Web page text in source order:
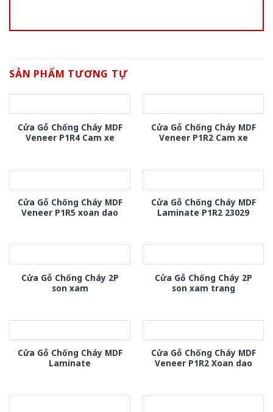
SẢN PHẨM TƯƠNG TỰ
Cửa Gỗ Chống Cháy MDF
Veneer P1R4 Cam xe
Cửa Gỗ Chống Cháy MDF
Veneer P1R2 Cam xe
Cửa Gỗ Chống Cháy MDF
Veneer P1R5 xoan dao
Cửa Gỗ Chống Cháy MDF
Laminate P1R2 23029
Cửa Gỗ Chống Cháy 2P
son xam
Cửa Gỗ Chống Cháy 2P
son xam trang
Cửa Gỗ Chống Cháy MDF
Laminate
Cửa Gỗ Chống Cháy MDF
Veneer P1R2 Xoan dao